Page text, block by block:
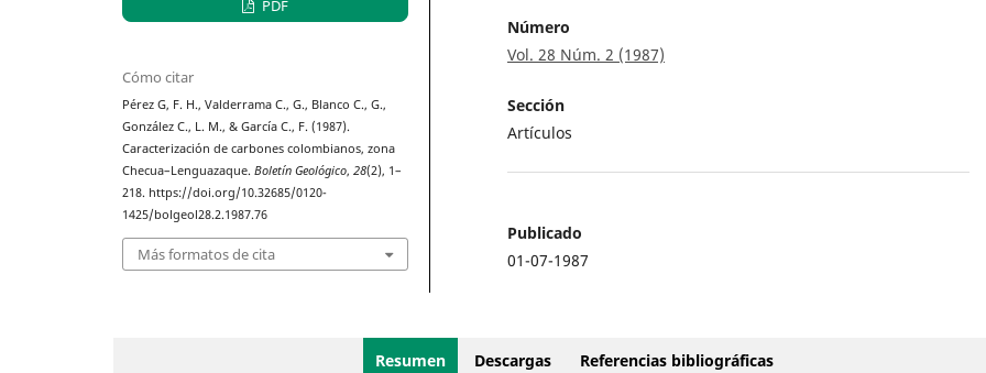
PDF
Cómo citar
Pérez G, F. H., Valderrama C., G., Blanco C., G.,
González C., L. M., & García C., F. (1987).
Caracterización de carbones colombianos, zona
Checua–Lenguazaque.Boletín Geológico,28(2), 1–
218. https://doi.org/10.32685/0120-
1425/bolgeol28.2.1987.76
Más formatos de cita
Número
Vol. 28 Núm. 2 (1987)
Sección
Artículos
Publicado
01-07-1987
Resumen Descargas Referencias bibliográficas